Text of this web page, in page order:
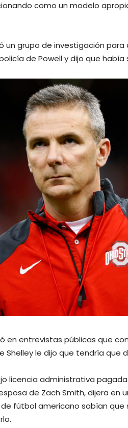
como un modelo
un grupo de investigación
de Powell y dijo que
entrevistas públicas que
Shelley le dijo que tendría que
licencia administrativa
de Zach Smith, dijera en
fútbol americano sabían que